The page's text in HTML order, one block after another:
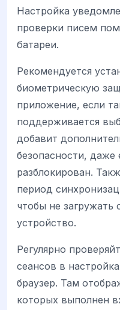
Настройка
проверки писем
батареи.
Рекомендуется
биометрическую
приложение, если
поддерживается
добавит
безопасности, даже
разблокирован.
период
чтобы не загружать
устройство.
Регулярно
сеансов в
браузер. Там
которых выполнен